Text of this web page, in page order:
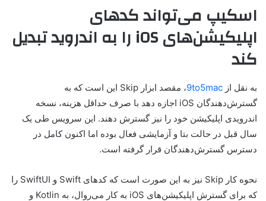
اسکیپ می‌تواند کدهای
اپلیکیشن‌های iOS را به اندروید تبدیل
کند
به نقل از 9to5mac
، مقصد ابزار Skip این است که به
گسترش‌دهندگان iOS اجازه دهد با صرف حداقل هزینه، نسخه
اندرویدی اپلیکیشن خود را نیز گسترش دهند. این سرویس طی یک
سال قبل در حالت بتا و آزمایشی فعال بوده اما اکنون کامل در
دسترس گسترش‌دهندگان قرار گرفته است.
نحوه کار Skip نیز به این صورت است که کدهای Swift و SwiftUI را
که برای گسترش اپلیکیشن‌های iOS به کار می‌روال، به Kotlin و